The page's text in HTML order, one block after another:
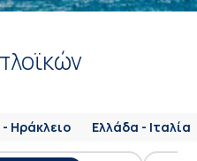
Ηράκλειο Ελλάδα - Ιταλία